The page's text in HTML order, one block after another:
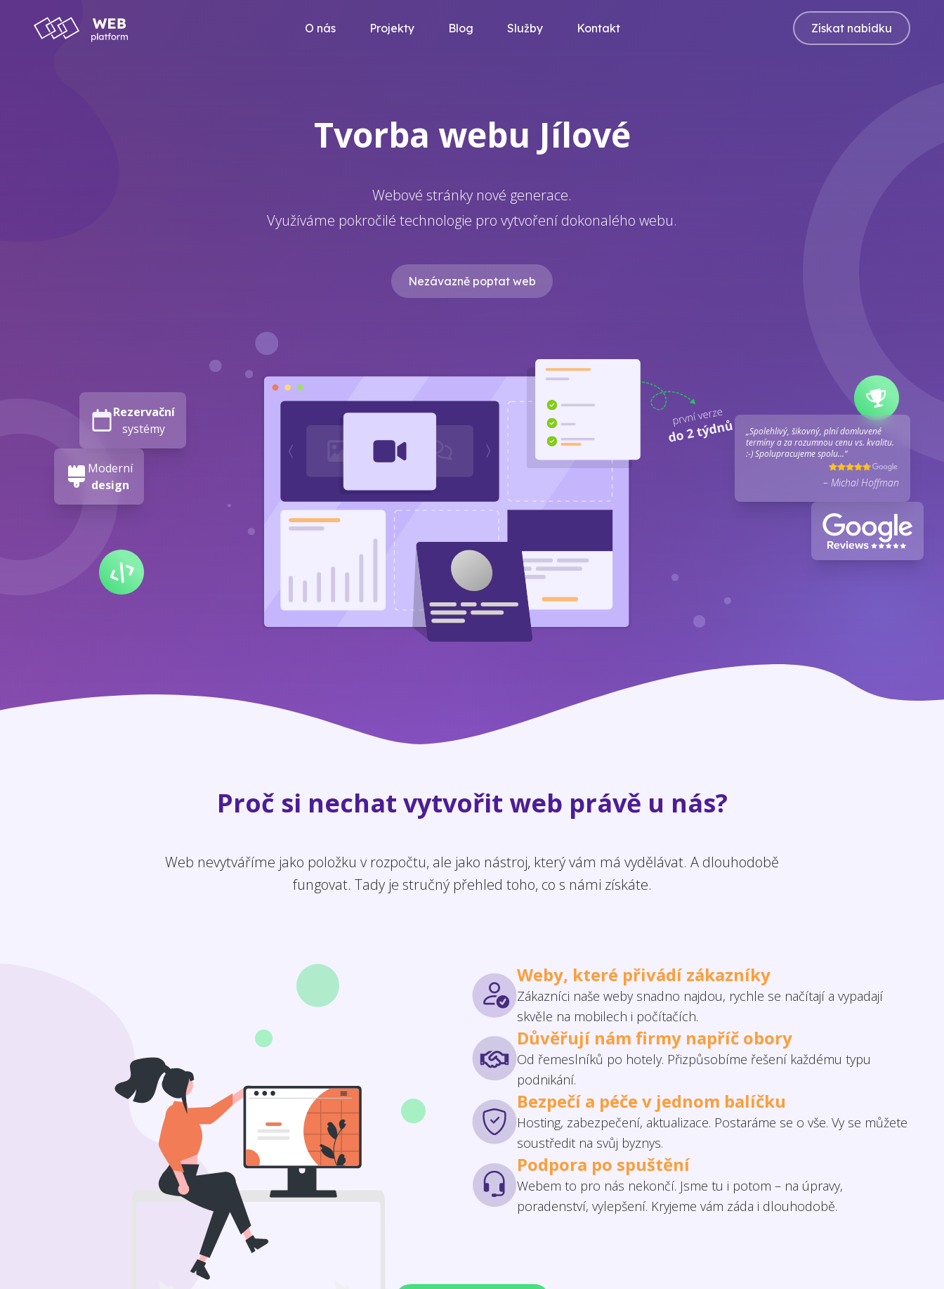
O nás Projekty Blog Služby Kontakt Získat nabídku
Tvorba webu Jílové
Webové stránky nové generace.
Využíváme pokročilé technologie pro vytvoření dokonalého webu.
Nezávazně poptat web
Rezervační
systémy
Moderní
design
„Spolehlivý, šikovný, plní domluvené
termíny a za rozumnou cenu vs. kvalitu.
:-) Spolupracujeme spolu...“
– Michal Hoffman
Proč si nechat vytvořit web právě u nás?
Web nevytváříme jako položku v rozpočtu, ale jako nástroj, který vám má vydělávat. A dlouhodobě
fungovat. Tady je stručný přehled toho, co s námi získáte.
Weby, které přivádí zákazníky
Zákazníci naše weby snadno najdou, rychle se načítají a vypadají
skvěle na mobilech i počítačích.
Důvěřují nám firmy napříč obory
Od řemeslníků po hotely. Přizpůsobíme řešení každému typu
podnikání.
Bezpečí a péče v jednom balíčku
Hosting, zabezpečení, aktualizace. Postaráme se o vše. Vy se můžete
soustředit na svůj byznys.
Podpora po spuštění
Webem to pro nás nekončí. Jsme tu i potom – na úpravy,
poradenství, vylepšení. Kryjeme vám záda i dlouhodobě.